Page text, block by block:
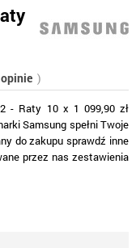
)
- Raty 10 x 1 099,90 zł
Samsung spełni Twoje
do zakupu sprawdź inne
przez nas zestawienia